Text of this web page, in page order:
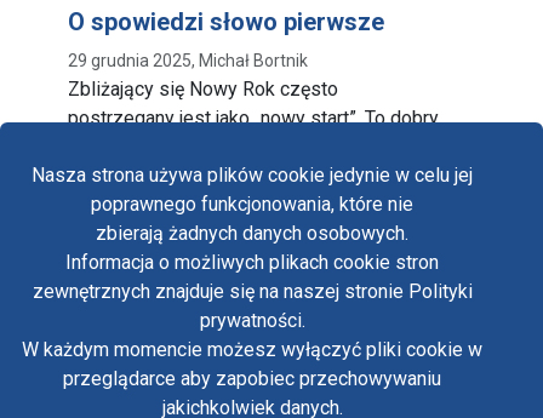
Nasza strona używa plików cookie jedynie w celu jej
poprawnego funkcjonowania, które nie
zbierają żadnych danych osobowych.
Informacja o możliwych plikach cookie stron
zewnętrznych znajduje się na naszej stronie Polityki
prywatności.
W każdym momencie możesz wyłączyć pliki cookie w
przeglądarce aby zapobiec przechowywaniu
jakichkolwiek danych.
O spowiedzi słowo pierwsze
29 grudnia 2025, Michał Bortnik
Zbliżający się Nowy Rok często
postrzegany jest jako „nowy start”. To dobry
Polityka prywatności
Oświadczenie o dostępności
Standardy ochrony małoletnich w klasztorze OO.
Paulinów na Jasnej Górze